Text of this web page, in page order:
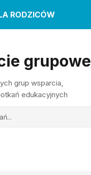
RODZICÓW
grupowe
grup wsparcia,
edukacyjnych